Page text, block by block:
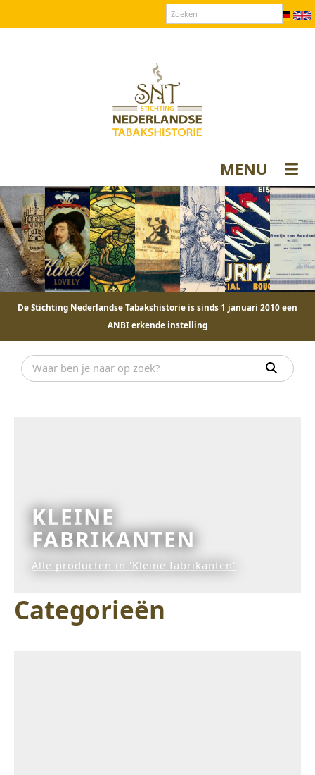
MENU
De Stichting Nederlandse Tabakshistorie is sinds 1 januari 2010 een
ANBI erkende instelling
KLEINE
FABRIKANTEN
Alle producten in 'Kleine fabrikanten'
Categorieën